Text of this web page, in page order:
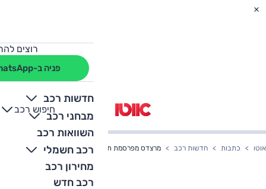
רוצים
פניה ב-WhatsApp
חדשות רכב
מבחני רכב
השוואות רכב
רכב חשמלי
מחירון רכב
רכב חדש
חיפוש רכב
+
-
אוטו כתבות חדשות רכב מרצדס מפרסמת תמונות של ה-SLK 55 AMG